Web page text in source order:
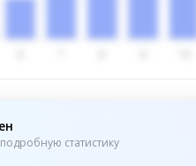
статистику